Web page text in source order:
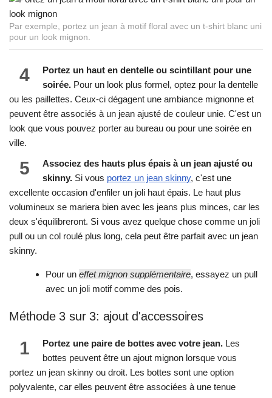
Par exemple, portez un jean à motif floral avec un t-shirt blanc uni
pour un look mignon.
4
Portez un haut en dentelle ou scintillant pour une
soirée. Pour un look plus formel, optez pour la dentelle
ou les paillettes. Ceux-ci dégagent une ambiance mignonne et
peuvent être associés à un jean ajusté de couleur unie. C'est un
look que vous pouvez porter au bureau ou pour une soirée en
ville.
5
Associez des hauts plus épais à un jean ajusté ou
skinny. Si vous portez un jean skinny, c'est une
excellente occasion d'enfiler un joli haut épais. Le haut plus
volumineux se mariera bien avec les jeans plus minces, car les
deux s'équilibreront. Si vous avez quelque chose comme un joli
pull ou un col roulé plus long, cela peut être parfait avec un jean
skinny.
Pour un effet mignon supplémentaire, essayez un pull
avec un joli motif comme des pois.
Méthode 3 sur 3: ajout d'accessoires
1 Portez une paire de bottes avec votre jean. Les
bottes peuvent être un ajout mignon lorsque vous
portez un jean skinny ou droit. Les bottes sont une option
polyvalente, car elles peuvent être associées à une tenue